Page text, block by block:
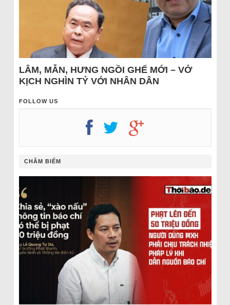
LÂM, MẪN, HƯNG NGỒI GHẾ MỚI – VỞ
KỊCH NGHÌN TỶ VỚI NHÂN DÂN
FOLLOW US
CHÂM BIẾM